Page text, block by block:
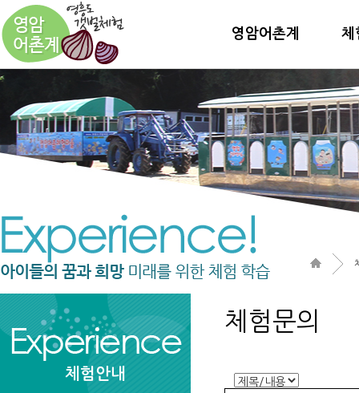
영암어촌계 체
체험안내
체험문의